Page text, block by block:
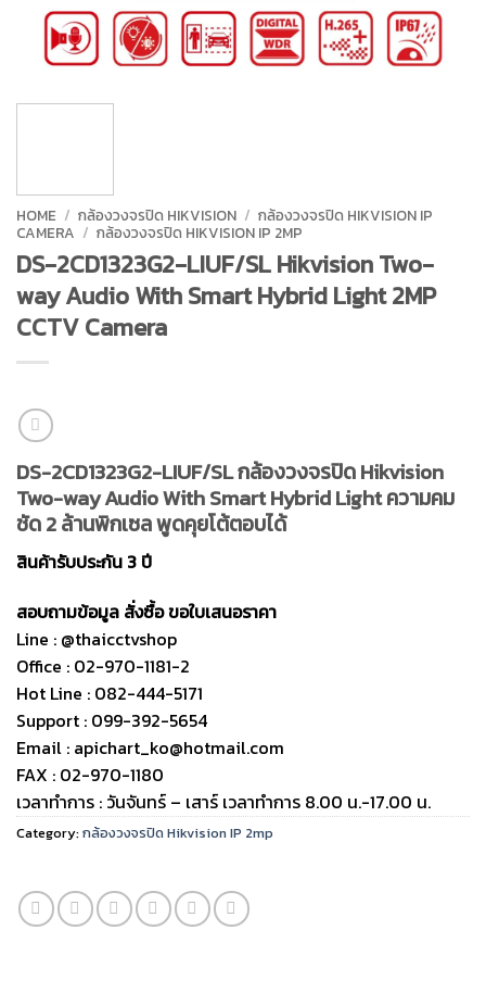
HOME / กล้องวงจรปิด HIKVISION / กล้องวงจรปิด HIKVISION IP
CAMERA / กล้องวงจรปิด HIKVISION IP 2MP
DS-2CD1323G2-LIUF/SL Hikvision Two-
way Audio With Smart Hybrid Light 2MP
CCTV Camera
DS-2CD1323G2-LIUF/SL กล้องวงจรปิด Hikvision
Two-way Audio With Smart Hybrid Light ความคม
ชัด 2 ล้านพิกเซล พูดคุยโต้ตอบได้
สินค้ารับประกัน 3 ปี
สอบถามข้อมูล สั่งซื้อ ขอใบเสนอราคา
Line : @thaicctvshop
Office : 02-970-1181-2
Hot Line : 082-444-5171
Support : 099-392-5654
Email : apichart_ko@hotmail.com
FAX : 02-970-1180
เวลาทำการ : วันจันทร์ – เสาร์ เวลาทำการ 8.00 น.-17.00 น.
Category:กล้องวงจรปิด Hikvision IP 2mp